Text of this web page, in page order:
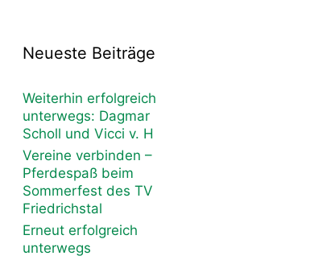
Neueste Beiträge
Weiterhin erfolgreich
unterwegs: Dagmar
Scholl und Vicci v. H
Vereine verbinden –
Pferdespaß beim
Sommerfest des TV
Friedrichstal
Erneut erfolgreich
unterwegs